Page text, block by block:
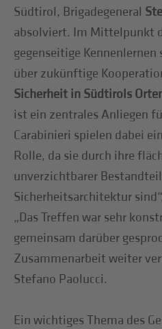
Südtirol, Brigadegeneral
absolviert. Im Mittelpunkt
gegenseitige
über zukünftige
Sicherheit in Südtirols
ist ein zentrales Anliegen
Carabinieri spielen dabei
Rolle, da sie durch ihre
unverzichtbarer
Sicherheitsarchitektur
„Das Treffen war sehr
gemeinsam darüber
Zusammenarbeit weiter
Stefano Paolucci.
Ein wichtiges Thema des